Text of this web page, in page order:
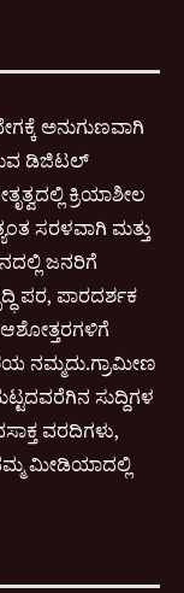
ಅನುಗುಣವಾಗಿ
ಡಿಜಿಟಲ್
ಕ್ರಿಯಾಶೀಲ
ಸರಳವಾಗಿ ಮತ್ತು
ಜನರಿಗೆ
ಪರ, ಪಾರದರ್ಶಕ
ಆಶೋತ್ತರಗಳಿಗೆ
ನಮ್ಮದು.ಗ್ರಾಮೀಣ
ಸುದ್ದಿಗಳ
ವರದಿಗಳು,
ಮೀಡಿಯಾದಲ್ಲಿ